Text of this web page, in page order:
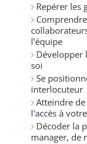
Repérer les
l'équipe
Développer
soi
Se
interlocuteur
Atteindre
l'accès à
Décoder la
manager, de